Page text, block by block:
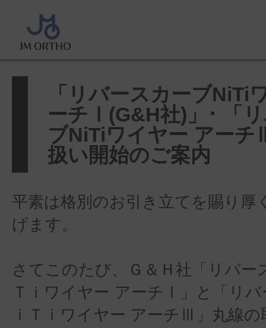
ホーム
ブNiTiワイヤー アーチⅠ(G&H社)」･ 「
NiTiワイヤー アーチⅢ」丸線取扱い開始
「リバースカーブNiTi
ーチⅠ(G&H社)」･ 「
ブNiTiワイヤー アー
扱い開始のご案内
平素は格別のお引き立てを賜り厚
げます。
さてこのたび、Ｇ＆Ｈ社「リバー
Ｔｉワイヤー アーチⅠ」と「リ
ｉＴｉワイヤー アーチⅢ」丸線の